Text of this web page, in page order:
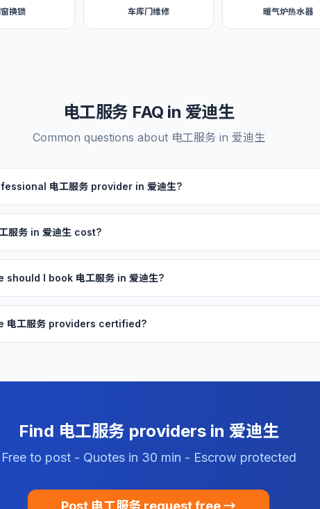
换锁 车库门维修 暖气炉热水器
电工服务 FAQ in 爱迪生
Common questions about 电工服务 in 爱迪生
电工服务 provider in 爱迪生?
服务 in 爱迪生 cost?
I book 电工服务 in 爱迪生?
电工服务 providers certified?
Find 电工服务 providers in 爱迪生
Free to post - Quotes in 30 min - Escrow protected
Post 电工服务 request free →